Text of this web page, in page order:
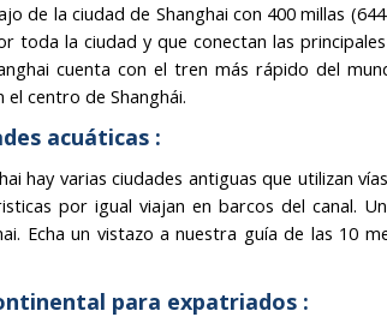
de la ciudad de Shanghai con 400 millas
toda la ciudad y que conectan las
cuenta con el tren más rápido del
centro de Shanghái.
acuáticas :
hay varias ciudades antiguas que utilizan
por igual viajan en barcos del canal.
Echa un vistazo a nuestra guía de las 10
para expatriados :